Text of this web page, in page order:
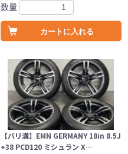
数量
カートに入れる
【バリ溝】EMN GERMANY 18in 8.5J
+38 PCD120 ミシュラン X…